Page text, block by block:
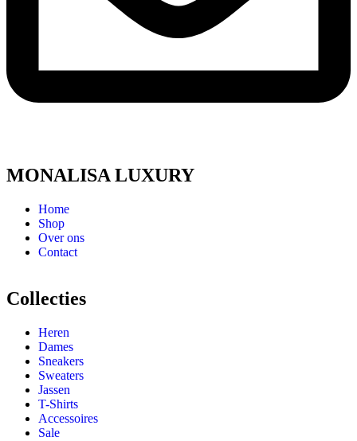
MONALISA LUXURY
Home
Shop
Over ons
Contact
Collecties
Heren
Dames
Sneakers
Sweaters
Jassen
T-Shirts
Accessoires
Sale